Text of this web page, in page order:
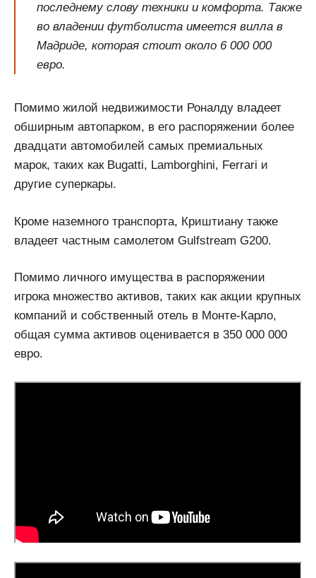
последнему слову техники и комфорта. Также
во владении футболиста имеется вилла в
Мадриде, которая стоит около 6 000 000
евро.
Помимо жилой недвижимости Роналду владеет
обширным автопарком, в его распоряжении более
двадцати автомобилей самых премиальных
марок, таких как Bugatti, Lamborghini, Ferrari и
другие суперкары.
Кроме наземного транспорта, Криштиану также
владеет частным самолетом Gulfstream G200.
Помимо личного имущества в распоряжении
игрока множество активов, таких как акции крупных
компаний и собственный отель в Монте-Карло,
общая сумма активов оценивается в 350 000 000
евро.